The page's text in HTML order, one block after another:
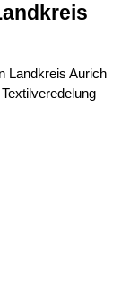
Landkreis Aurich